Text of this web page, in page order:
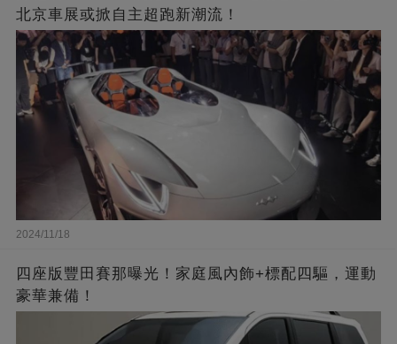
北京車展或掀自主超跑新潮流！
2024/11/18
四座版豐田賽那曝光！家庭風內飾+標配四驅，運動
豪華兼備！